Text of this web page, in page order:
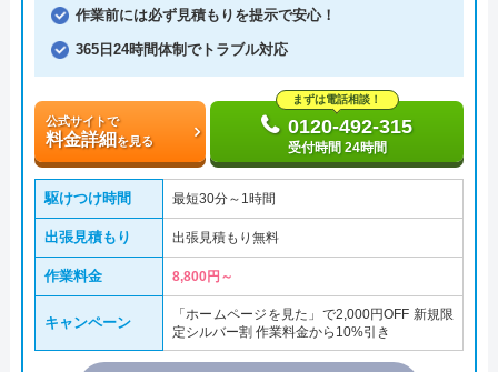
作業前には必ず見積もりを提示で安心！
365日24時間体制でトラブル対応
公式サイトで
料金詳細を見る
まずは電話相談！
0120-492-315
受付時間 24時間
駆けつけ時間 最短30分～1時間
出張見積もり 出張見積もり無料
作業料金 8,800円～
キャンペーン
「ホームページを見た」で2,000円OFF 新規限
定シルバー割 作業料金から10%引き